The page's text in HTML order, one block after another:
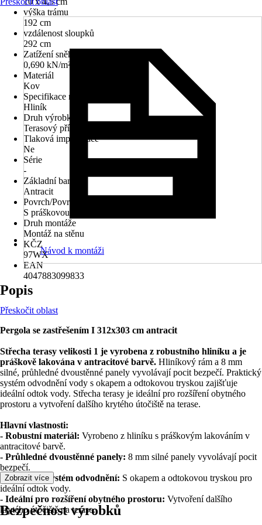
výška trámu
192 cm
vzdálenost sloupků
292 cm
Zatížení sněhem
0,690 kN/m²
Materiál
Kov
Specifikace materiálu
Hliník
Druh výrobku
Terasový přístřešek
Tlaková impregnace
Ne
Série
-
Základní barva
Antracit
Povrch/Povrchová úprava
S práškovou úpravou
Druh montáže
Montáž na stěnu
KČZ
97WX
EAN
4047883099833
Návod k montáži
Popis
Přeskočit oblast
Pergola se zastřešením I 312x303 cm antracit
Střecha terasy velikosti 1 je vyrobena z robustního hliníku a je
práškově lakována v antracitové barvě. Hliníkový rám a 8 mm
silné, průhledné dvoustěnné panely vyvolávají pocit bezpečí. Praktický
systém odvodnění vody s okapem a odtokovou tryskou zajišťuje
ideální odtok vody. Střecha terasy je ideální pro rozšíření obytného
prostoru a vytvoření dalšího krytého útočiště na terase.
Hlavní vlastnosti:
- Robustní materiál: Vyrobeno z hliníku s práškovým lakováním v
antracitové barvě.
- Průhledné dvoustěnné panely: 8 mm silné panely vyvolávají pocit
bezpečí.
- Praktický systém odvodnění: S okapem a odtokovou tryskou pro
ideální odtok vody.
- Ideální pro rozšíření obytného prostoru: Vytvoření dalšího
krytého útočiště na terase.
Zobrazit více
Bezpečnost výrobků